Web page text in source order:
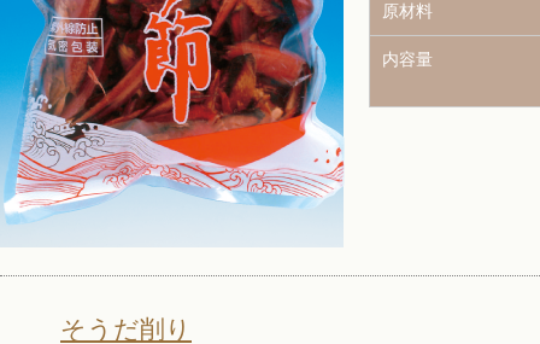
原材料
内容量
そうだ削り